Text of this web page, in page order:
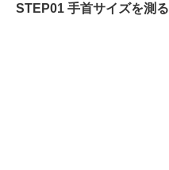
STEP01 手首サイズを測る